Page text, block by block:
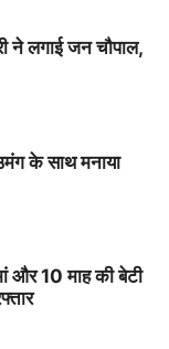
ने लगाई जन चौपाल,
के साथ मनाया
और 10 माह की बेटी